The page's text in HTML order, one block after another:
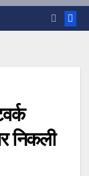
निकली